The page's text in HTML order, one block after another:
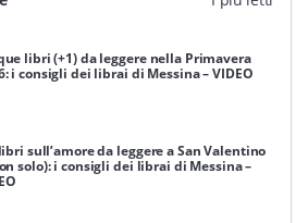
libri (+1) da leggere nella Primavera
i consigli dei librai di Messina – VIDEO
sull’amore da leggere a San Valentino
solo): i consigli dei librai di Messina –